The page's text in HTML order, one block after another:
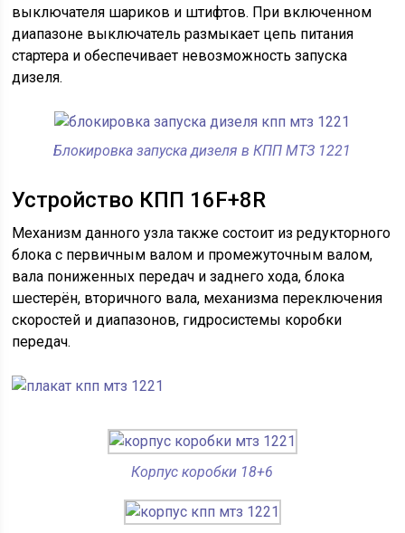
выключателя шариков и штифтов. При включенном
диапазоне выключатель размыкает цепь питания
стартера и обеспечивает невозможность запуска
дизеля.
Блокировка запуска дизеля в КПП МТЗ 1221
Устройство КПП 16F+8R
Механизм данного узла также состоит из редукторного
блока с первичным валом и промежуточным валом,
вала пониженных передач и заднего хода, блока
шестерён, вторичного вала, механизма переключения
скоростей и диапазонов, гидросистемы коробки
передач.
Корпус коробки 18+6